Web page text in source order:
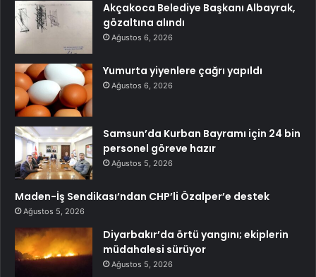
Akçakoca Belediye Başkanı Albayrak,
gözaltına alındı
Ağustos 6, 2026
Yumurta yiyenlere çağrı yapıldı
Ağustos 6, 2026
Samsun’da Kurban Bayramı için 24 bin
personel göreve hazır
Ağustos 5, 2026
Maden-İş Sendikası’ndan CHP’li Özalper’e destek
Ağustos 5, 2026
Diyarbakır’da örtü yangını; ekiplerin
müdahalesi sürüyor
Ağustos 5, 2026